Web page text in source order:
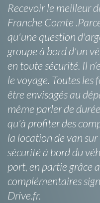
Recevoir le meilleur
Franche Comte
qu'une question
groupe à bord d'un
en toute sécurité. Il
le voyage. Toutes les
être envisagés au
même parler de
qu'à profiter des
la location de van
sécurité à bord du
port, en partie grâce
complémentaires
Drive.fr.